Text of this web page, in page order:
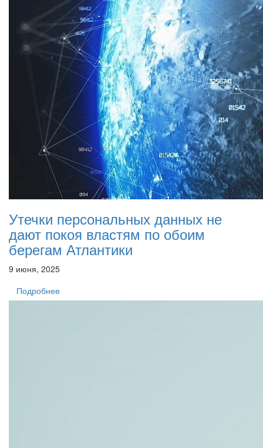
Утечки персональных данных не
дают покоя властям по обоим
берегам Атлантики
9 июня, 2025
Подробнее